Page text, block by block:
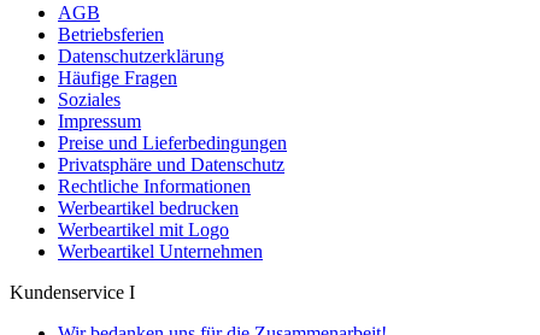
AGB
Betriebsferien
Datenschutzerklärung
Häufige Fragen
Soziales
Impressum
Preise und Lieferbedingungen
Privatsphäre und Datenschutz
Rechtliche Informationen
Werbeartikel bedrucken
Werbeartikel mit Logo
Werbeartikel Unternehmen
Kundenservice I